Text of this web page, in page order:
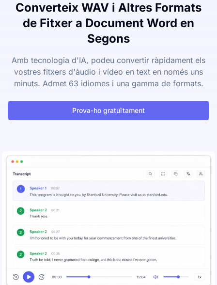
Converteix WAV i Altres Formats
de Fitxer a Document Word en
Segons
Amb tecnologia d'IA, podeu convertir ràpidament els
vostres fitxers d'àudio i vídeo en text en només uns
minuts. Admet 63 idiomes i una gamma de formats.
Prova-ho gratuïtament